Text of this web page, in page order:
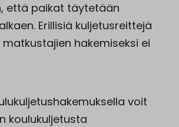
että paikat täytetään
Erillisiä kuljetusreittejä
hakemiseksi ei
voit
koulukuljetusta